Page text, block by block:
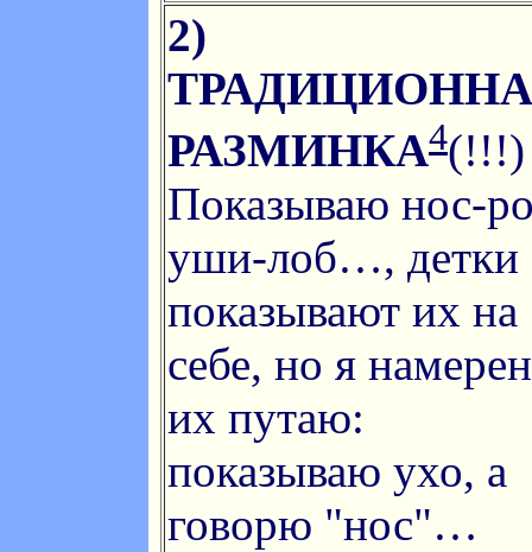
2)
РАЗМИНКА4(!!!)
Показываю нос-
уши-лоб…, детки
показывают их на
себе, но я
их путаю:
показываю ухо, а
говорю "нос"…